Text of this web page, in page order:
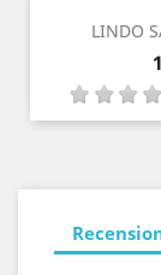
LINDO